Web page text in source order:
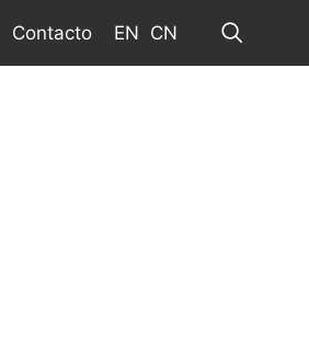
Contacto EN CN